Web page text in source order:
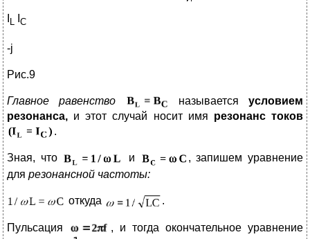
C
-j
Рис.9
Главное равенство называется условием
резонанса, и этот случай носит имя резонанс токов
.
Зная, что и
, запишем уравнение
для резонансной частоты:
откуда .
Пульсация , и тогда окончательное уравнение